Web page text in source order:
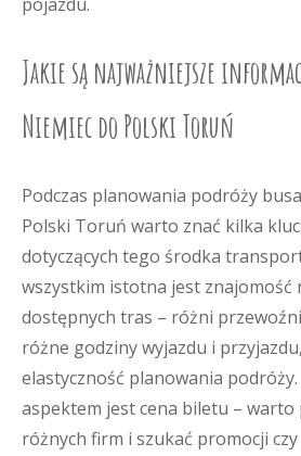
Jakie są najważniejsze
Niemiec do Polski Toruń
Podczas planowania podróży
Polski Toruń warto znać kilka
dotyczących tego środka
wszystkim istotna jest znajomość
dostępnych tras – różni
różne godziny wyjazdu i
elastyczność planowania
aspektem jest cena biletu –
różnych firm i szukać promocji